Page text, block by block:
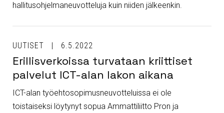
hallitusohjelmaneuvotteluja kuin niiden jälkeenkin.
UUTISET 6.5.2022
Erillisverkoissa turvataan kriittiset
palvelut ICT-alan lakon aikana
ICT-alan työehtosopimusneuvotteluissa ei ole
toistaiseksi löytynyt sopua Ammattiliitto Pron ja